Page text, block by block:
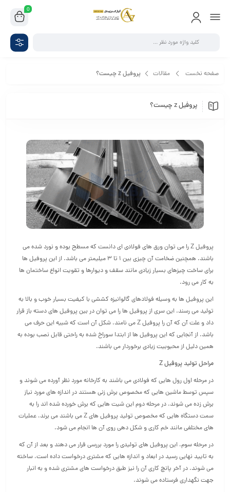
0
صفحه نخست مقالات پروفیل z چیست؟
پروفیل z چیست؟
پروفیل Z را می توان ورق های فولادی ای دانست که مسطح بوده و نورد شده می
باشند. همچنین ضخامت آن چیزی بین 1 تا 3 میلیمتر می باشد. از این پروفیل ها
برای ساخت چیزهای بسیار زیادی مانند سقف و دیوارها و تقویت انواع ساختمان ها
به کار می رود.
این پروفیل ها به وسیله فولادهای گالوانیزه کششی با کیفیت بسیار خوب و بالا به
تولید می رسند. این سری از پروفیل ها را می توان در بین پروفیل های دسته باز قرار
داد و علت آن که آن را پروفیل Z می نامند، شکل آن است که شبیه این حرف می
باشد. از آنجایی که این پروفیل ها از ابتدا سوراخ شده به راحتی قابل نصب بوده به
همین دلیل از محبوبیت زیادی برخوردار می باشند.
مراحل تولید پروفیل Z
در مرحله اول رول هایی که فولادی می باشند به کارخانه مورد نظر آورده می شوند و
سپس توسط ماشین هایی که مخصوص برش زنی هستند در اندازه های مورد نیاز
برش زده می شوند. در مرحله دوم این شیت هایی که برش خورده شده اند را به
سمت دستگاه هایی که مخصوص تولید پروفیل های Z می باشند می برند، عملیات
های مختلفی مانند خم کاری و شکل دهی روی آن ها انجام می شود.
در مرحله سوم، این پروفیل های تولیدی را مورد بررسی قرار می دهند و بعد از آن که
به تایید نهایی رسید در ابعاد و اندازه هایی که مشتری درخواست داده است، ساخته
می شوند. در آخر پانچ کاری آن را نیز طبق درخواست های مشتری شده و به انبار
جهت نگهداری فرستاده می شوند.